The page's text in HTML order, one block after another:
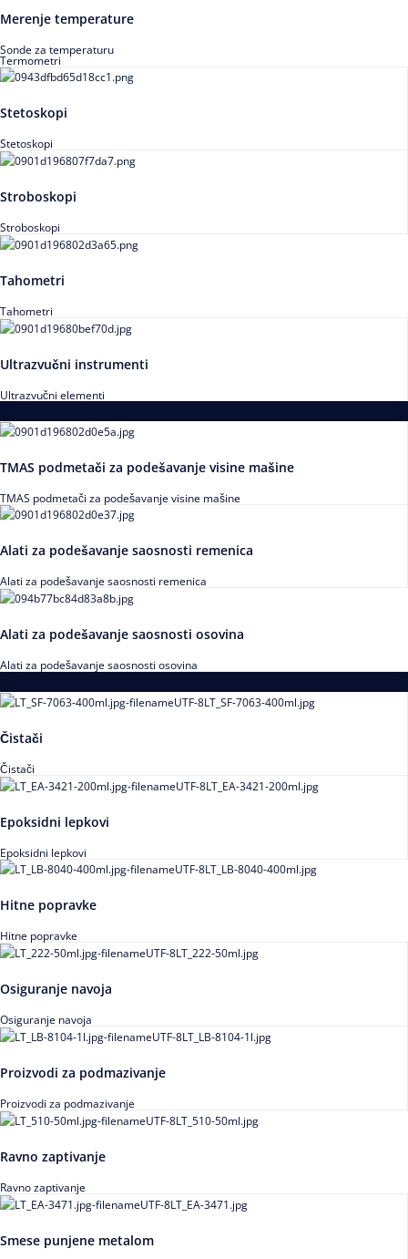
Merenje temperature
Sonde za temperaturu
Termometri
Stetoskopi
Stetoskopi
Stroboskopi
Stroboskopi
Tahometri
Tahometri
Ultrazvučni instrumenti
Ultrazvučni elementi
TMAS podmetači za podešavanje visine mašine
TMAS podmetači za podešavanje visine mašine
Alati za podešavanje saosnosti remenica
Alati za podešavanje saosnosti remenica
Alati za podešavanje saosnosti osovina
Alati za podešavanje saosnosti osovina
Čistači
Čistači
Epoksidni lepkovi
Epoksidni lepkovi
Hitne popravke
Hitne popravke
Osiguranje navoja
Osiguranje navoja
Proizvodi za podmazivanje
Proizvodi za podmazivanje
Ravno zaptivanje
Ravno zaptivanje
Smese punjene metalom